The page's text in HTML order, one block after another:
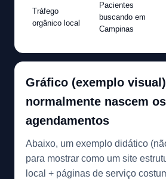
Tráfego
orgânico local
Pacientes
buscando em
Campinas
Gráfico (exemplo
normalmente nascem os
agendamentos
Abaixo, um exemplo didático
para mostrar como um site
local + páginas de serviço